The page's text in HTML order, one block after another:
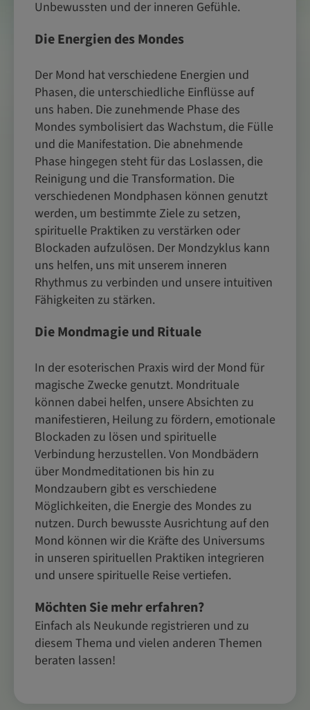
Unbewussten und der inneren Gefühle.
Die Energien des Mondes
Der Mond hat verschiedene Energien und
Phasen, die unterschiedliche Einflüsse auf
uns haben. Die zunehmende Phase des
Mondes symbolisiert das Wachstum, die Fülle
und die Manifestation. Die abnehmende
Phase hingegen steht für das Loslassen, die
Reinigung und die Transformation. Die
verschiedenen Mondphasen können genutzt
werden, um bestimmte Ziele zu setzen,
spirituelle Praktiken zu verstärken oder
Blockaden aufzulösen. Der Mondzyklus kann
uns helfen, uns mit unserem inneren
Rhythmus zu verbinden und unsere intuitiven
Fähigkeiten zu stärken.
Die Mondmagie und Rituale
In der esoterischen Praxis wird der Mond für
magische Zwecke genutzt. Mondrituale
können dabei helfen, unsere Absichten zu
manifestieren, Heilung zu fördern, emotionale
Blockaden zu lösen und spirituelle
Verbindung herzustellen. Von Mondbädern
über Mondmeditationen bis hin zu
Mondzaubern gibt es verschiedene
Möglichkeiten, die Energie des Mondes zu
nutzen. Durch bewusste Ausrichtung auf den
Mond können wir die Kräfte des Universums
in unseren spirituellen Praktiken integrieren
und unsere spirituelle Reise vertiefen.
Möchten Sie mehr erfahren?
Einfach als Neukunde registrieren und zu
diesem Thema und vielen anderen Themen
beraten lassen!